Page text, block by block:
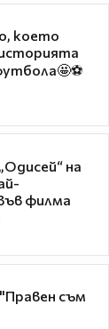
което
на
филма
съм